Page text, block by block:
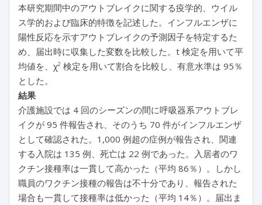
本研究期間中のアウトブレイクに関する疫学的、ウイル
ス学的および臨床的特徴を記述した。インフルエンザに
陽性反応を示すアウトブレイクの予測因子を特定するた
め、届出時に収集した変数を比較した。t 検定を用いて平
均値を、χ2 検定を用いて割合を比較し、有意水準は 95％
とした。
結果
介護施設では 4 回のシーズンの間に呼吸器系アウトブレ
イクが 95 件報告され、そのうち 70 件がインフルエンザ
として確認された。1,000 例超の症例が報告され、関連
する入院は 135 例、死亡は 22 例であった。入居者のワ
クチン接種率は一貫して高かった（平均 86％）。しかし
職員のワクチン接種の報告は不十分であり、報告された
場合も一貫して接種率は低かった（平均 14％）。届出ま